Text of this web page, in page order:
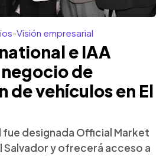
-Visión empresarial
e IAA
de
vehículos en El
designada Official Market
Salvador y ofrecerá acceso a